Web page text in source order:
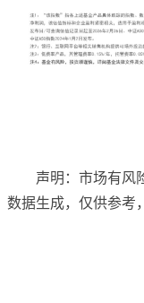
声明：市场有风
数据生成，仅供参考